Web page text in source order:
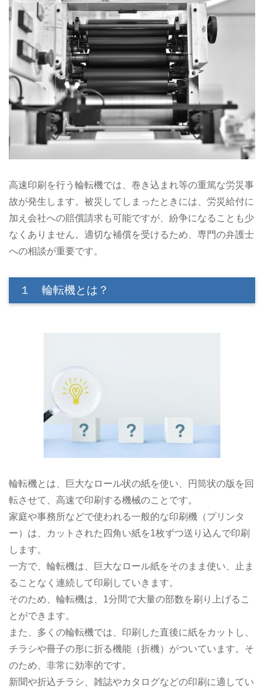
高速印刷を行う輪転機では、巻き込まれ等の重篤な労災事
故が発生します。被災してしまったときには、労災給付に
加え会社への賠償請求も可能ですが、紛争になることも少
なくありません。適切な補償を受けるため、専門の弁護士
への相談が重要です。
１ 輪転機とは？
輪転機とは、巨大なロール状の紙を使い、円筒状の版を回
転させて、高速で印刷する機械のことです。
家庭や事務所などで使われる一般的な印刷機（プリンタ
ー）は、カットされた四角い紙を1枚ずつ送り込んで印刷
します。
一方で、輪転機は、巨大なロール紙をそのまま使い、止ま
ることなく連続して印刷していきます。
そのため、輪転機は、1分間で大量の部数を刷り上げるこ
とができます。
また、多くの輪転機では、印刷した直後に紙をカットし、
チラシや冊子の形に折る機能（折機）がついています。そ
のため、非常に効率的です。
新聞や折込チラシ、雑誌やカタログなどの印刷に適してい